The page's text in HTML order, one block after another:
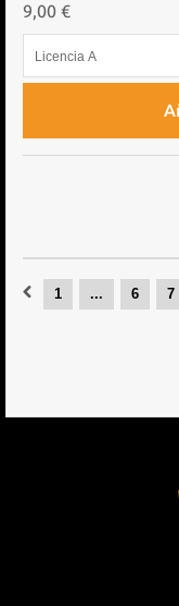
9,00 €
Licencia A
1 ... 6 7